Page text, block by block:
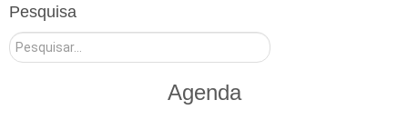
Pesquisa
Pesquisar
Agenda